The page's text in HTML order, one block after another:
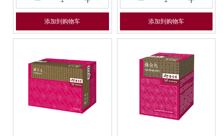
添加到购物车 添加到购物车